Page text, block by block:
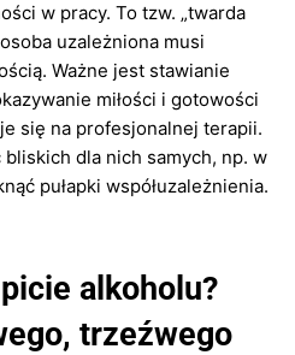
w pracy. To tzw. „twarda
uzależniona musi
Ważne jest stawianie
miłości i gotowości
się na profesjonalnej terapii.
dla nich samych, np. w
pułapki współuzależnienia.
alkoholu?
trzeźwego